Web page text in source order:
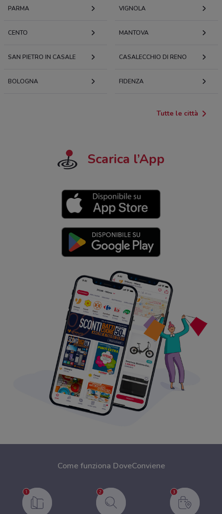
PARMA VIGNOLA
CENTO MANTOVA
SAN PIETRO IN CASALE CASALECCHIO DI RENO
BOLOGNA FIDENZA
Tutte le città
Scarica l’App
Come funziona DoveConviene